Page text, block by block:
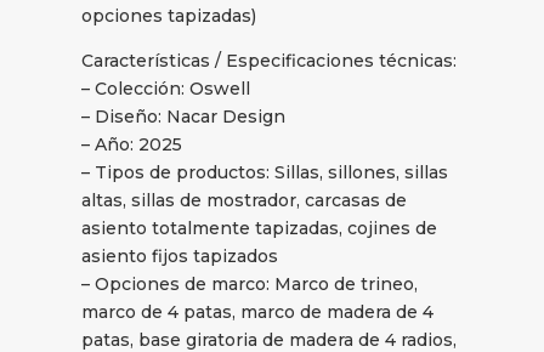
opciones tapizadas)
Características / Especificaciones técnicas:
– Colección: Oswell
– Diseño: Nacar Design
– Año: 2025
– Tipos de productos: Sillas, sillones, sillas
altas, sillas de mostrador, carcasas de
asiento totalmente tapizadas, cojines de
asiento fijos tapizados
– Opciones de marco: Marco de trineo,
marco de 4 patas, marco de madera de 4
patas, base giratoria de madera de 4 radios,